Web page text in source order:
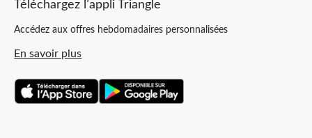
Téléchargez l’appli Triangle
Accédez aux offres hebdomadaires personnalisées
En savoir plus